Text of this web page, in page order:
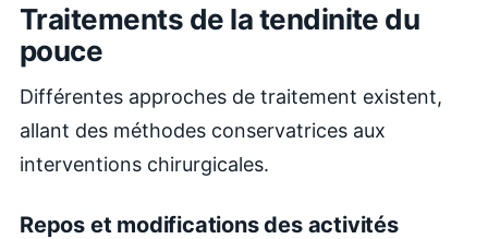
Traitements de la tendinite du
pouce
Différentes approches de traitement existent,
allant des méthodes conservatrices aux
interventions chirurgicales.
Repos et modifications des activités